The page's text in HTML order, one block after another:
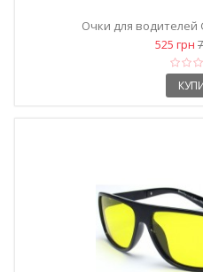
Очки для водителей
525 грн